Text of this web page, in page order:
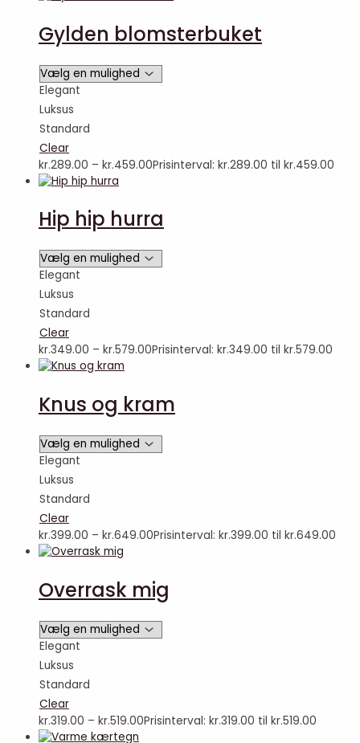
Gylden blomsterbuket
Elegant
Luksus
Standard
Clear
kr.289.00 – kr.459.00Prisinterval: kr.289.00 til kr.459.00
Hip hip hurra
Elegant
Luksus
Standard
Clear
kr.349.00 – kr.579.00Prisinterval: kr.349.00 til kr.579.00
Knus og kram
Elegant
Luksus
Standard
Clear
kr.399.00 – kr.649.00Prisinterval: kr.399.00 til kr.649.00
Overrask mig
Elegant
Luksus
Standard
Clear
kr.319.00 – kr.519.00Prisinterval: kr.319.00 til kr.519.00